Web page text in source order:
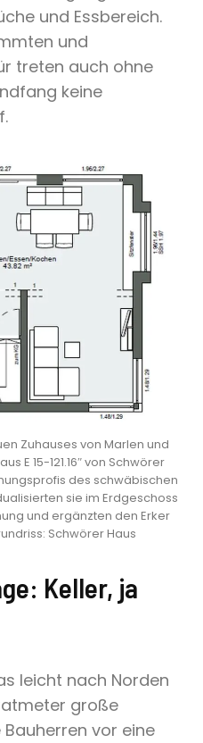
und Essbereich.
und
treten auch ohne
keine
Zuhauses von Marlen und
E 15-121.16″ von Schwörer
des schwäbischen
sie im Erdgeschoss
und ergänzten den Erker
Schwörer Haus
Keller, ja
leicht nach Norden
große
vor eine